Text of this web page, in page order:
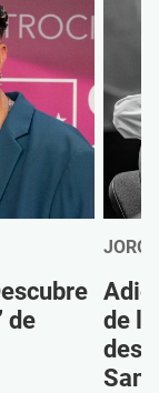
de
de
Sanz